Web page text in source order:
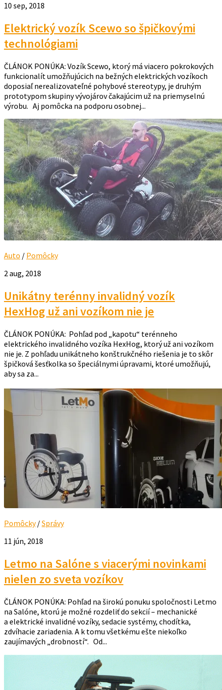
10 sep, 2018
Elektrický vozík Scewo so špičkovými
technológiami
ČLÁNOK PONÚKA: Vozík Scewo, ktorý má viacero pokrokových
funkcionalít umožňujúcich na bežných elektrických vozíkoch
doposiaľ nerealizovateľné pohybové stereotypy, je druhým
prototypom skupiny vývojárov čakajúcim už na priemyselnú
výrobu. Aj pomôcka na podporu osobnej...
Auto / Pomôcky
2 aug, 2018
Unikátny terénny invalidný vozík
HexHog už ani vozíkom nie je
ČLÁNOK PONÚKA: Pohľad pod „kapotu“ terénneho
elektrického invalidného vozíka HexHog, ktorý už ani vozíkom
nie je. Z pohľadu unikátneho konštrukčného riešenia je to skôr
špičková šesťkolka so špeciálnymi úpravami, ktoré umožňujú,
aby sa za...
Pomôcky/Správy
11 jún, 2018
Letmo na Salóne s viacerými novinkami
nielen zo sveta vozíkov
ČLÁNOK PONÚKA: Pohľad na širokú ponuku spoločnosti Letmo
na Salóne, ktorú je možné rozdeliť do sekcií – mechanické
a elektrické invalidné vozíky, sedacie systémy, chodítka,
zdvíhacie zariadenia. A k tomu všetkému ešte niekoľko
zaujímavých „drobností“. Od...